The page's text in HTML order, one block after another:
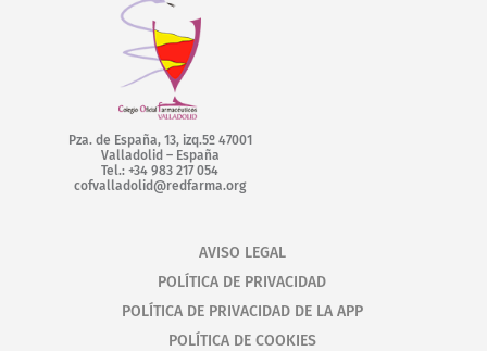
Pza. de España, 13, izq.5º 47001
Valladolid – España
Tel.: +34 983 217 054
cofvalladolid@redfarma.org
AVISO LEGAL
POLÍTICA DE PRIVACIDAD
POLÍTICA DE PRIVACIDAD DE LA APP
POLÍTICA DE COOKIES